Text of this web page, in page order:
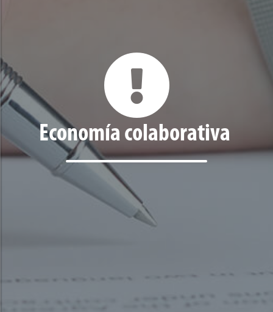
Economía colaborativa